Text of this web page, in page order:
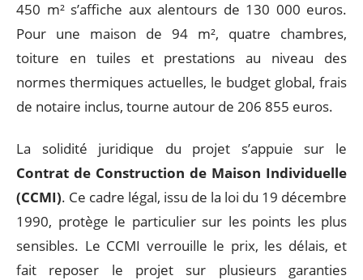
450 m² s’affiche aux alentours de 130 000 euros.
Pour une maison de 94 m², quatre chambres,
toiture en tuiles et prestations au niveau des
normes thermiques actuelles, le budget global, frais
de notaire inclus, tourne autour de 206 855 euros.
La solidité juridique du projet s’appuie sur le
Contrat de Construction de Maison Individuelle
(CCMI). Ce cadre légal, issu de la loi du 19 décembre
1990, protège le particulier sur les points les plus
sensibles. Le CCMI verrouille le prix, les délais, et
fait reposer le projet sur plusieurs garanties